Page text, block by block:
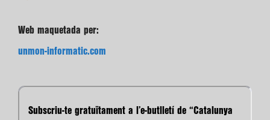
Web maquetada per:
unmon-informatic.com
Subscriu-te gratuïtament a l’e-butlletí de “Catalunya